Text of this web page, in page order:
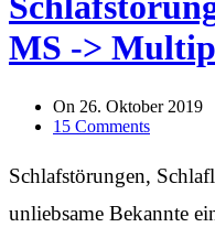
MS ->
On 26. Oktober 2019
15 Comments
Schlafstörungen,
unliebsame Bekannte